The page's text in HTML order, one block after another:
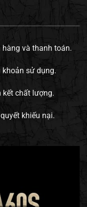
hàng và thanh toán.
khoản sử dụng.
kết chất lượng.
khiếu nại.